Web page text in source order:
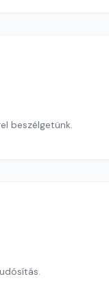
beszélgetünk.